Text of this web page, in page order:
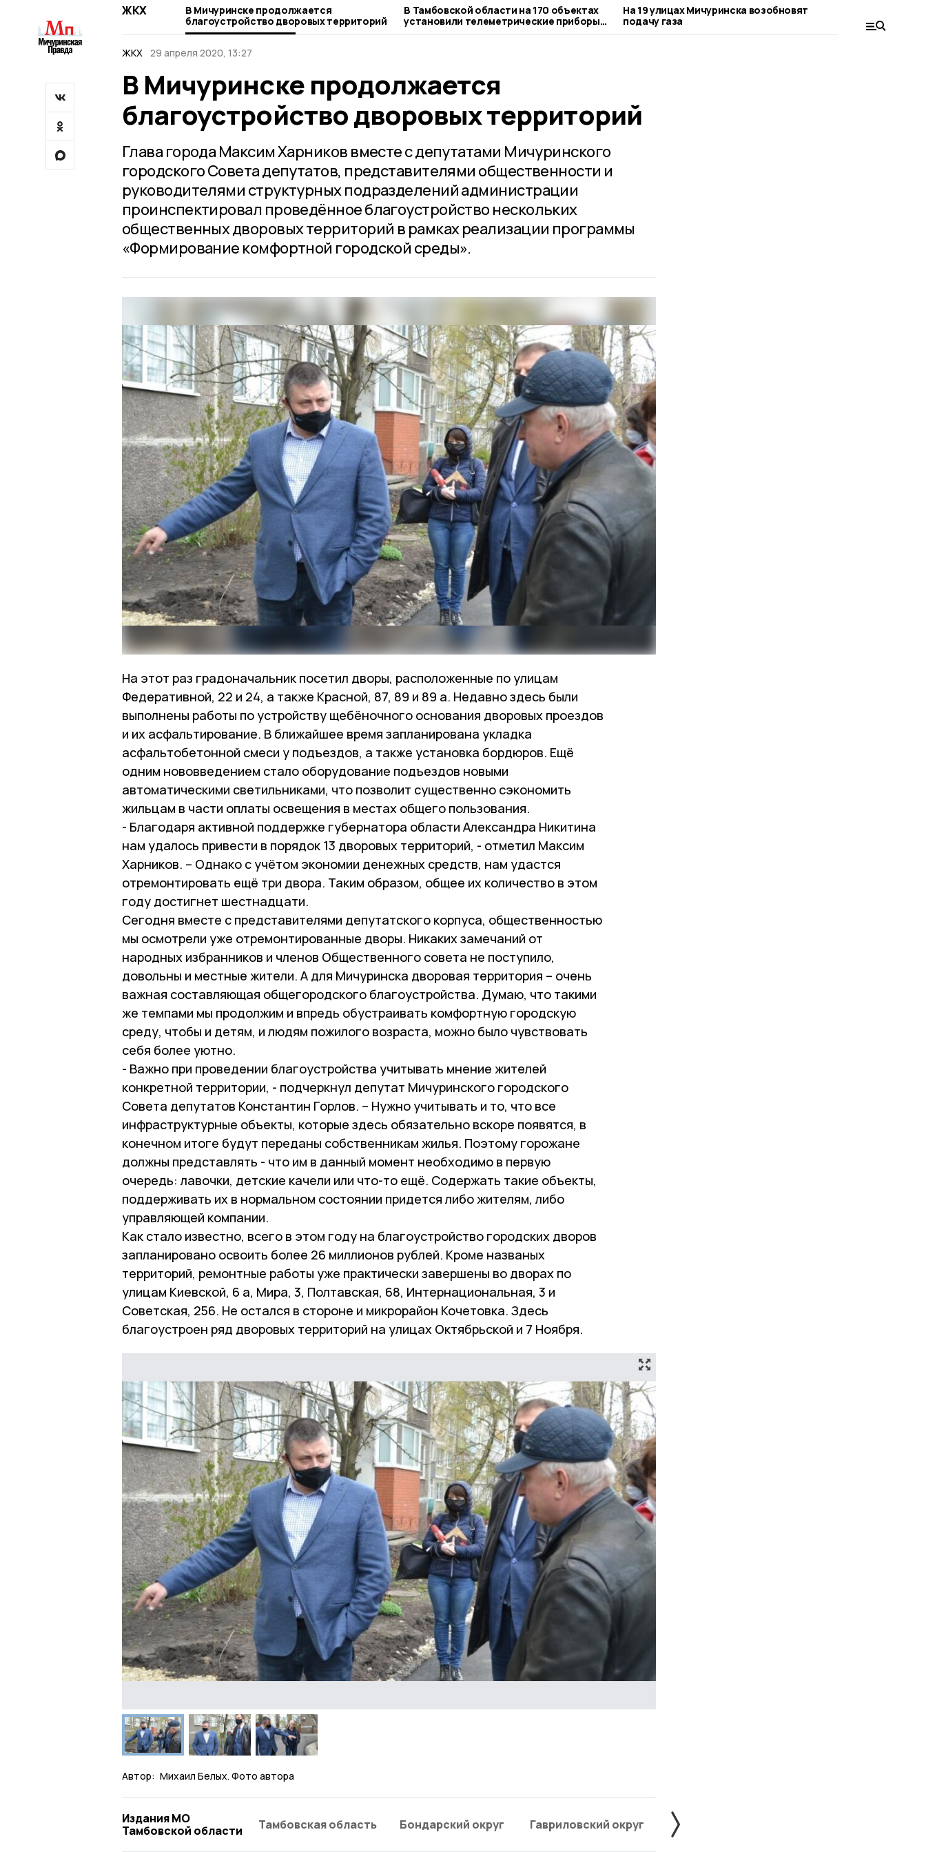
ЖКХ
В Мичуринске продолжается
благоустройство дворовых территорий
В Тамбовской области на 170 объектах
установили телеметрические приборы
учета газа
На 19 улицах Мичуринска возобновят
подачу газа
подключение
ЖКХ 29 апреля 2020, 13:27
В Мичуринске продолжается
благоустройство дворовых территорий
Глава города Максим Харников вместе с депутатами Мичуринского
городского Совета депутатов, представителями общественности и
руководителями структурных подразделений администрации
проинспектировал проведённое благоустройство нескольких
общественных дворовых территорий в рамках реализации программы
«Формирование комфортной городской среды».
На этот раз градоначальник посетил дворы, расположенные по улицам
Федеративной, 22 и 24, а также Красной, 87, 89 и 89 а. Недавно здесь были
выполнены работы по устройству щебёночного основания дворовых проездов
и их асфальтирование. В ближайшее время запланирована укладка
асфальтобетонной смеси у подъездов, а также установка бордюров. Ещё
одним нововведением стало оборудование подъездов новыми
автоматическими светильниками, что позволит существенно сэкономить
жильцам в части оплаты освещения в местах общего пользования.
- Благодаря активной поддержке губернатора области Александра Никитина
нам удалось привести в порядок 13 дворовых территорий, - отметил Максим
Харников. – Однако с учётом экономии денежных средств, нам удастся
отремонтировать ещё три двора. Таким образом, общее их количество в этом
году достигнет шестнадцати.
Сегодня вместе с представителями депутатского корпуса, общественностью
мы осмотрели уже отремонтированные дворы. Никаких замечаний от
народных избранников и членов Общественного совета не поступило,
довольны и местные жители. А для Мичуринска дворовая территория – очень
важная составляющая общегородского благоустройства. Думаю, что такими
же темпами мы продолжим и впредь обустраивать комфортную городскую
среду, чтобы и детям, и людям пожилого возраста, можно было чувствовать
себя более уютно.
- Важно при проведении благоустройства учитывать мнение жителей
конкретной территории, - подчеркнул депутат Мичуринского городского
Совета депутатов Константин Горлов. – Нужно учитывать и то, что все
инфраструктурные объекты, которые здесь обязательно вскоре появятся, в
конечном итоге будут переданы собственникам жилья. Поэтому горожане
должны представлять - что им в данный момент необходимо в первую
очередь: лавочки, детские качели или что-то ещё. Содержать такие объекты,
поддерживать их в нормальном состоянии придется либо жителям, либо
управляющей компании.
Как стало известно, всего в этом году на благоустройство городских дворов
запланировано освоить более 26 миллионов рублей. Кроме названых
территорий, ремонтные работы уже практически завершены во дворах по
улицам Киевской, 6 а, Мира, 3, Полтавская, 68, Интернациональная, 3 и
Советская, 256. Не остался в стороне и микрорайон Кочетовка. Здесь
благоустроен ряд дворовых территорий на улицах Октябрьской и 7 Ноября.
Автор: Михаил Белых. Фото автора
Издания МО
Тамбовской области
Тамбовская область Бондарский округ Гавриловский округ Жердевский округ